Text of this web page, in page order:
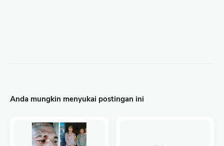
Anda mungkin menyukai postingan ini